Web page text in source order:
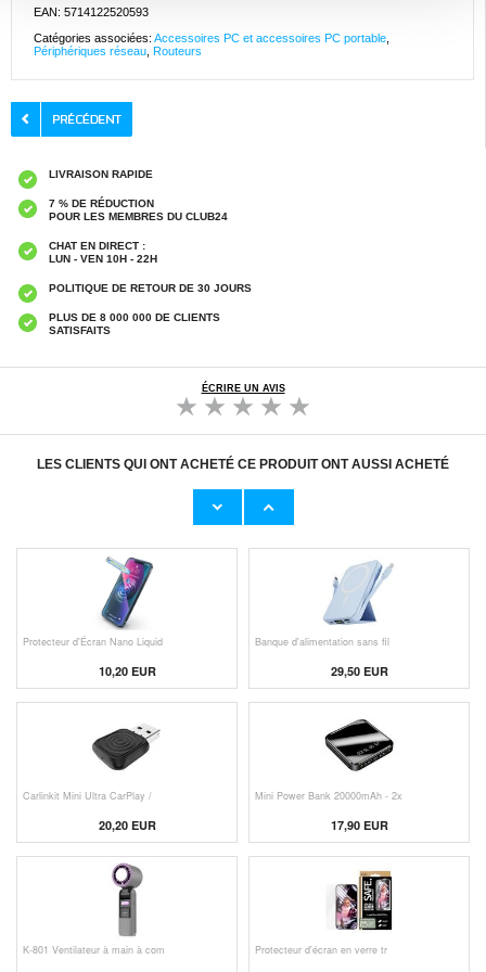
EAN: 5714122520593
Catégories associées: Accessoires PC et accessoires PC portable
Périphériques réseau Routeurs
LIVRAISON RAPIDE
7 % DE RÉDUCTION
POUR LES MEMBRES DU CLUB24
CHAT EN DIRECT :
LUN - VEN 10H - 22H
POLITIQUE DE RETOUR DE 30 JOURS
PLUS DE 8 000 000 DE CLIENTS
SATISFAITS
ÉCRIRE UN AVIS
LES CLIENTS QUI ONT ACHETÉ CE PRODUIT ONT AUSSI ACHETÉ
Câble Apple Lightning d'Origin
Protecteur d'Écran Nano Liquid
10,20 EUR
Banque d'alimentation sans fil
29,50 EUR
Carlinkit Mini Ultra CarPlay /
20,20 EUR
Mini Power Bank 20000mAh - 2x
17,90 EUR
K-801 Ventilateur à main à com Protecteur d'écran en verre tr